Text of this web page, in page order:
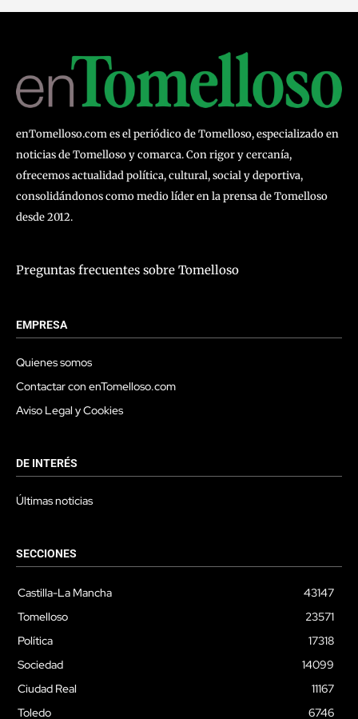
enTomelloso.com es el periódico de Tomelloso, especializado en
noticias de Tomelloso y comarca. Con rigor y cercanía,
ofrecemos actualidad política, cultural, social y deportiva,
consolidándonos como medio líder en la prensa de Tomelloso
desde 2012.
Preguntas frecuentes sobre Tomelloso
EMPRESA
Quienes somos
Contactar con enTomelloso.com
Aviso Legal y Cookies
DE INTERÉS
Últimas noticias
SECCIONES
Castilla-La Mancha
43147
Tomelloso
23571
Política
17318
Sociedad
14099
Ciudad Real
11167
Toledo
6746